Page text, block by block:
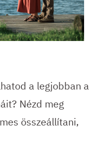
a legjobban a
Nézd meg
összeállítani,